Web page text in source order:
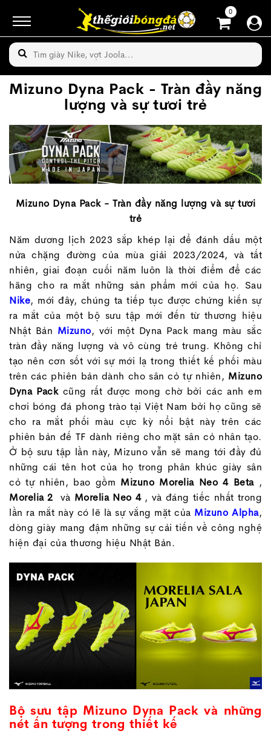
0
Mizuno Dyna Pack - Tràn đầy năng
lượng và sự tươi trẻ
Mizuno Dyna Pack - Tràn đầy năng lượng và sự tươi
trẻ
Năm dương lịch 2023 sắp khép lại để đánh dấu một
nửa chặng đường của mùa giải 2023/2024, và tất
nhiên, giai đoạn cuối năm luôn là thời điểm để các
hãng cho ra mắt những sản phẩm mới của họ. Sau
Nike, mới đây, chúng ta tiếp tục được chứng kiến sự
ra mắt của một bộ sưu tập mới đến từ thương hiệu
Nhật Bản Mizuno, với một Dyna Pack mang màu sắc
tràn đầy năng lượng và vô cùng trẻ trung. Không chỉ
tạo nên cơn sốt với sự mới lạ trong thiết kế phối màu
trên các phiên bản dành cho sân cỏ tự nhiên, Mizuno
Dyna Packcũng rất được mong chờ bởi các anh em
chơi bóng đá phong trào tại Việt Nam bởi họ cũng sẽ
cho ra mắt phối màu cực kỳ nổi bật này trên các
phiên bản đế TF dành riêng cho mặt sân cỏ nhân tạo.
Ở bộ sưu tập lần này, Mizuno vẫn sẽ mang tới đầy đủ
những cái tên hot của họ trong phân khúc giày sân
cỏ tự nhiên, bao gồm Mizuno Morelia Neo 4 Beta,
Morelia 2 và Morelia Neo 4, và đáng tiếc nhất trong
lần ra mắt này có lẽ là sự vắng mặt của Mizuno Alpha,
dòng giày mang đậm những sự cải tiến về công nghệ
hiện đại của thương hiệu Nhật Bản.
Bộ sưu tập Mizuno Dyna Pack và những
nét ấn tượng trong thiết kế